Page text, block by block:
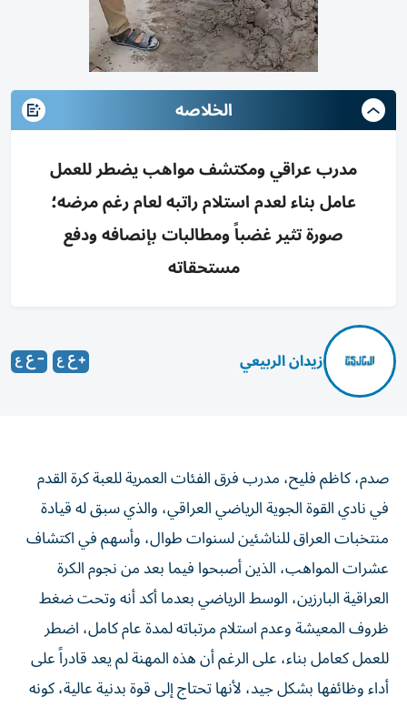
الخلاصه
مدرب عراقي ومكتشف مواهب يضطر للعمل
عامل بناء لعدم استلام راتبه لعام رغم مرضه؛
صورة تثير غضباً ومطالبات بإنصافه ودفع
مستحقاته
زيدان الربيعي
صدم، كاظم فليح، مدرب فرق الفئات العمرية للعبة كرة القدم
في نادي القوة الجوية الرياضي العراقي، والذي سبق له قيادة
منتخبات العراق للناشئين لسنوات طوال، وأسهم في اكتشاف
عشرات المواهب، الذين أصبحوا فيما بعد من نجوم الكرة
العراقية البارزين، الوسط الرياضي بعدما أكد أنه وتحت ضغط
ظروف المعيشة وعدم استلام مرتباته لمدة عام كامل، اضطر
للعمل كعامل بناء، على الرغم أن هذه المهنة لم يعد قادراً على
أداء وظائفها بشكل جيد، لأنها تحتاج إلى قوة بدنية عالية، كونه